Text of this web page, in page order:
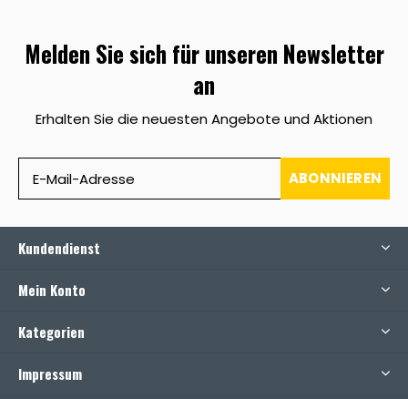
Melden Sie sich für unseren Newsletter
an
Erhalten Sie die neuesten Angebote und Aktionen
ABONNIEREN
Kundendienst
Mein Konto
Kategorien
Impressum